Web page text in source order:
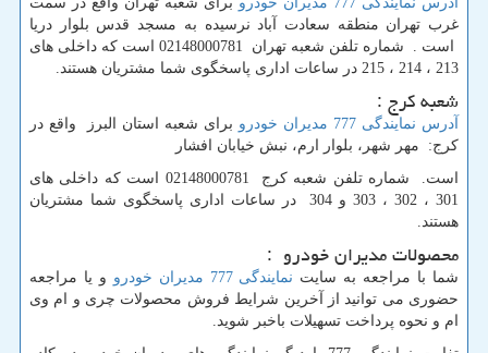
غرب تهران منطقه سعادت آباد نرسیده به مسجد قدس بلوار دریا
است . شماره تلفن شعبه تهران 02148000781 است که داخلی های
213 ، 214 ، 215 در ساعات اداری پاسخگوی شما مشتریان هستند.
شعبه کرج :
آدرس نمایندگی 777 مدیران خودرو
برای شعبه استان البرز واقع در
کرج: مهر شهر، بلوار ارم، نبش خیابان افشار
است. شماره تلفن شعبه کرج 02148000781 است که داخلی های
301 ، 302 ، 303 و 304 در ساعات اداری پاسخگوی شما مشتریان
هستند.
محصولات مدیران خودرو :
شما با مراجعه به سایت نمایندگی 777 مدیران خودرو
و یا مراجعه
حضوری می توانید از آخرین شرایط فروش محصولات چری و ام وی
ام و نحوه پرداخت تسهیلات باخبر شوید.